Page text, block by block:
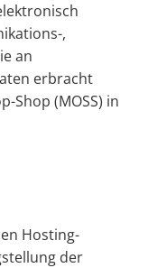
,
an
erbracht
Shop (MOSS) in
Hosting-
der